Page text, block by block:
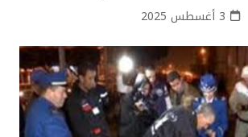
3 أغسطس 2025